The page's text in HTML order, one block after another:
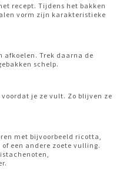
recept. Tijdens het bakken
vorm zijn karakteristieke
afkoelen. Trek daarna de
schelp.
je ze vult. Zo blijven ze
met bijvoorbeeld ricotta,
een andere zoete vulling.